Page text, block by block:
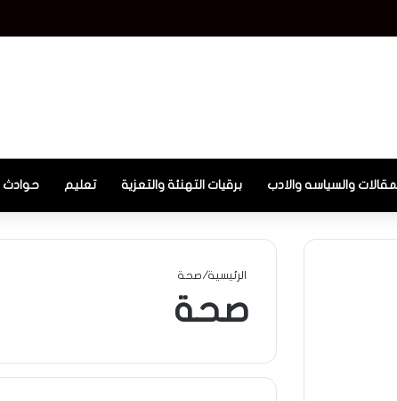
والسياسه والادب برقيات التهنئة والتعزية تعليم حوادث
الرئيسية/صحة
صحة